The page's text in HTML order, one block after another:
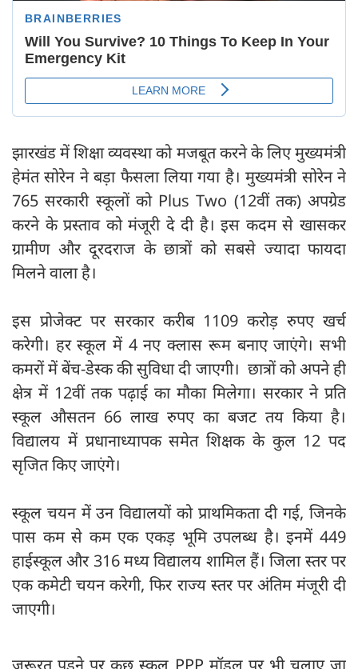
झारखंड में शिक्षा व्यवस्था को मजबूत करने के लिए मुख्‍यमंत्री
हेमंत सोरेन ने बड़ा फैसला लिया गया है। मुख्‍यमंत्री सोरेन ने
765 सरकारी स्कूलों को Plus Two (12वीं तक) अपग्रेड
करने के प्रस्‍ताव को मंजूरी दे दी है। इस कदम से खासकर
ग्रामीण और दूरदराज के छात्रों को सबसे ज्यादा फायदा
मिलने वाला है।
इस प्रोजेक्ट पर सरकार करीब 1109 करोड़ रुपए खर्च
करेगी। हर स्कूल में 4 नए क्लास रूम बनाए जाएंगे। सभी
कमरों में बेंच-डेस्क की सुविधा दी जाएगी। छात्रों को अपने ही
क्षेत्र में 12वीं तक पढ़ाई का मौका मिलेगा। सरकार ने प्रति
स्‍कूल औसतन 66 लाख रुपए का बजट तय किया है।
विद्यालय में प्रधानाध्यापक समेत शिक्षक के कुल 12 पद
सृजित किए जाएंगे।
स्कूल चयन में उन विद्यालयों को प्राथमिकता दी गई, जिनके
पास कम से कम एक एकड़ भूमि उपलब्ध है। इनमें 449
हाईस्कूल और 316 मध्य विद्यालय शामिल हैं। जिला स्तर पर
एक कमेटी चयन करेगी, फिर राज्य स्तर पर अंतिम मंजूरी दी
जाएगी।